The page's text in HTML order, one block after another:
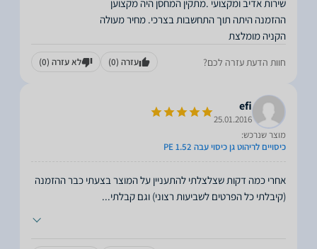
הקניה מומלצת
חוות הדעת עזרה לכם? עזרה (0) לא עזרה (0)
efi
25.01.2016
מוצר שנרכש:
כיסויים לריהוט גן כיסוי עבה PE 1.52
אחרי כמה דקות שצלצלתי להתעניין על המוצר בצעתי כבר ההזמנה
(קיבלתי כל הפרטים לשביעות רצוני) וגם קבלתי...